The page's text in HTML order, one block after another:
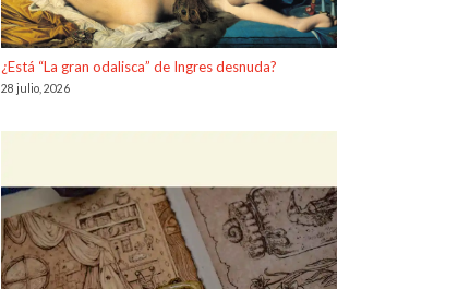
¿Está “La gran odalisca” de Ingres desnuda?
28 julio, 2026